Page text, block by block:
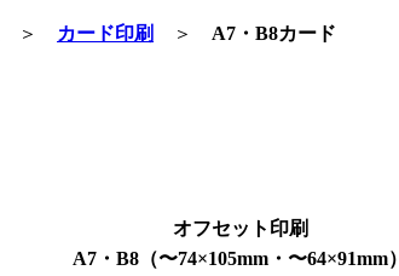
＞ カード印刷 ＞ A7・B8カード
オフセット印刷
A7・B8（〜74×105mm・〜64×91mm）